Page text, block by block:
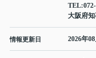
TEL:
大阪府
情報更新日 2026年